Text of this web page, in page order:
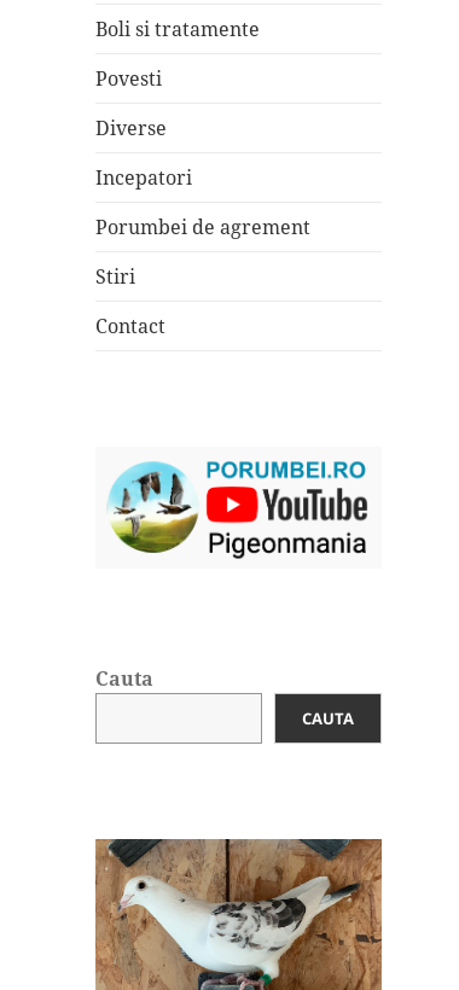
Boli si tratamente
Povesti
Diverse
Incepatori
Porumbei de agrement
Stiri
Contact
Cauta
CAUTA